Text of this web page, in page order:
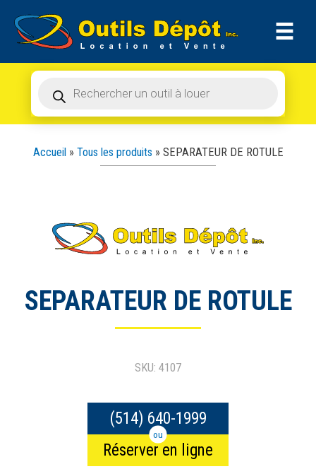
contenu
produits
de
produits
Accueil» Tous les produits » SEPARATEUR DE ROTULE
SEPARATEUR DE ROTULE
SKU: 4107
(514) 640-1999
ou
Réserver en ligne